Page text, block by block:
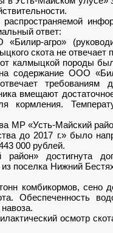
ответ:
агро»
скота не
калмыцкой породы
содержание ООО
вмещают
кормления.
МР «Усть-Майский
до 2017 г.» было
000 рублей.
достигнута
поселка Нижний
комбикормов, сено
Обеспеченность
осмотр